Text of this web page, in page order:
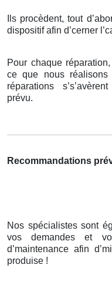
Ils procèdent, tout
dispositif afin d’cerner
Pour chaque
ce que nous
réparations
prévu.
Recommandations
Nos spécialistes sont
vos demandes et
d’maintenance afin
produise !